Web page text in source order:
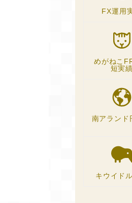
FX運用
めがねこ
短実績
南アランド
キウイド